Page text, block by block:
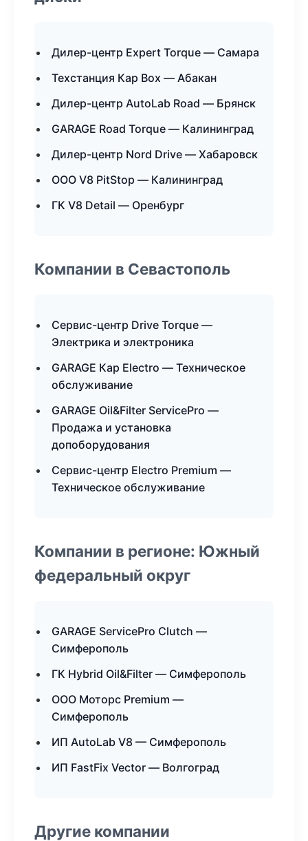
Дилер-центр Expert Torque — Самара
Техстанция Кар Box — Абакан
Дилер-центр AutoLab Road — Брянск
GARAGE Road Torque — Калининград
Дилер-центр Nord Drive — Хабаровск
ООО V8 PitStop — Калининград
ГК V8 Detail — Оренбург
Компании в Севастополь
Сервис-центр Drive Torque —
Электрика и электроника
GARAGE Кар Electro — Техническое
обслуживание
GARAGE Oil&Filter ServicePro —
Продажа и установка
допоборудования
Сервис-центр Electro Premium —
Техническое обслуживание
Компании в регионе: Южный
федеральный округ
GARAGE ServicePro Clutch —
Симферополь
ГК Hybrid Oil&Filter — Симферополь
ООО Моторс Premium —
Симферополь
ИП AutoLab V8 — Симферополь
ИП FastFix Vector — Волгоград
Другие компании